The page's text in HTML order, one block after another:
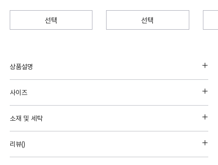
선택 선택
상품설명
사이즈
소재 및 세탁
리뷰()